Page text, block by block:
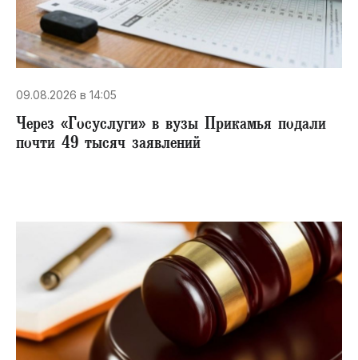
09.08.2026 в 14:05
Через «Госуслуги» в вузы Прикамья подали
почти 49 тысяч заявлений